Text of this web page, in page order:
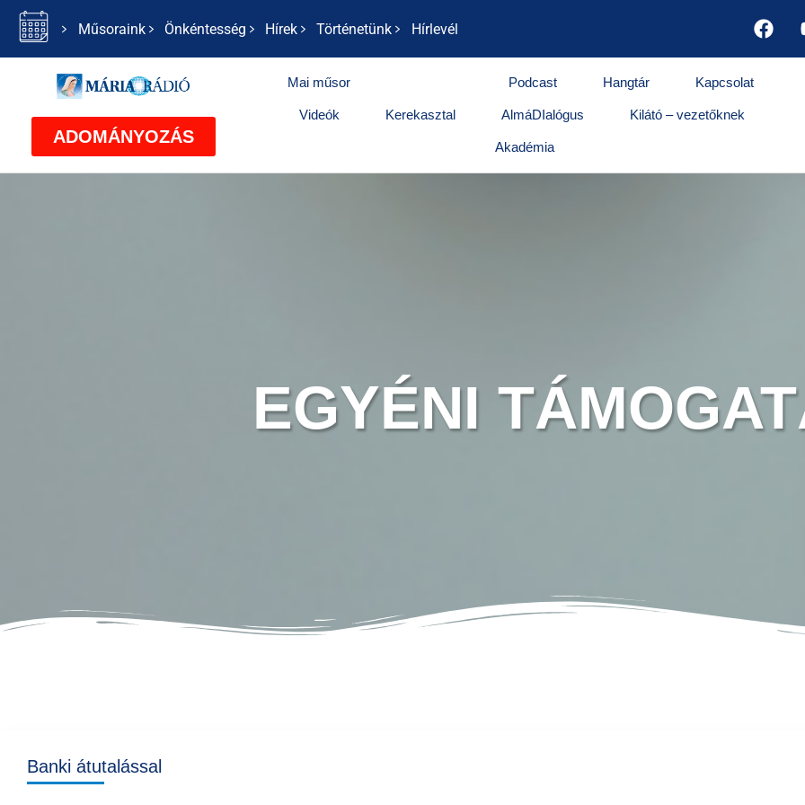
Műsoraink Önkéntesség Hírek Történetünk Hírlevél
ADOMÁNYOZÁS
Mai műsor Podcast Hangtár Kapcsolat
Videók Kerekasztal AlmáDIalógus Kilátó – vezetőknek
Akadémia
EGYÉNI
Banki átutalással